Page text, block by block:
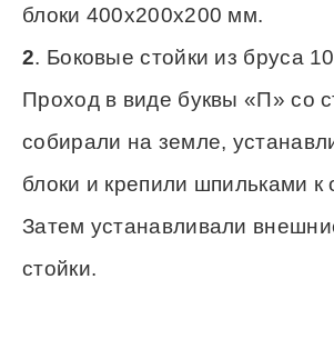
блоки 400x200x200 мм.
2. Боковые стойки из бруса
Проход в виде буквы «П» со
собирали на земле,
блоки и крепили шпильками к
Затем устанавливали
стойки.